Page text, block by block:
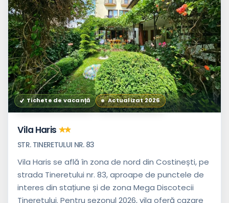
Tichete de vacanță Actualizat 2026
Vila Haris
STR. TINERETULUI NR. 83
Vila Haris se află în zona de nord din Costinești, pe
strada Tineretului nr. 83, aproape de punctele de
interes din stațiune și de zona Mega Discotecii
Tineretului. Pentru sezonul 2026, vila oferă cazare